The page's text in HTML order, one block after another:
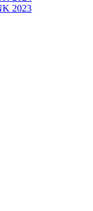
2023